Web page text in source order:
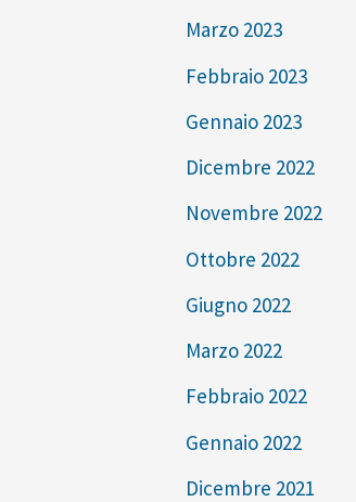
Marzo 2023
Febbraio 2023
Gennaio 2023
Dicembre 2022
Novembre 2022
Ottobre 2022
Giugno 2022
Marzo 2022
Febbraio 2022
Gennaio 2022
Dicembre 2021